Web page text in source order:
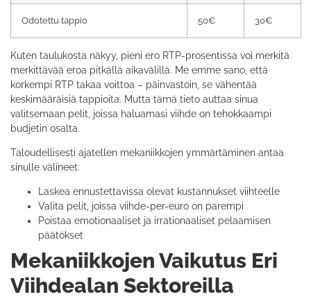
Odotettu tappio 50€ 30€
Kuten taulukosta näkyy, pieni ero RTP-prosentissa voi merkitä
merkittävää eroa pitkällä aikavälillä. Me emme sano, että
korkempi RTP takaa voittoa – päinvastoin, se vähentää
keskimääräisiä tappioita. Mutta tämä tieto auttaa sinua
valitsemaan pelit, joissa haluamasi viihde on tehokkaampi
budjetin osalta.
Taloudellisesti ajatellen mekaniikkojen ymmärtäminen antaa
sinulle välineet:
Laskea ennustettavissa olevat kustannukset viihteelle
Valita pelit, joissa viihde-per-euro on parempi
Poistaa emotionaaliset ja irrationaaliset pelaamisen
päätökset
Mekaniikkojen Vaikutus Eri
Viihdealan Sektoreilla